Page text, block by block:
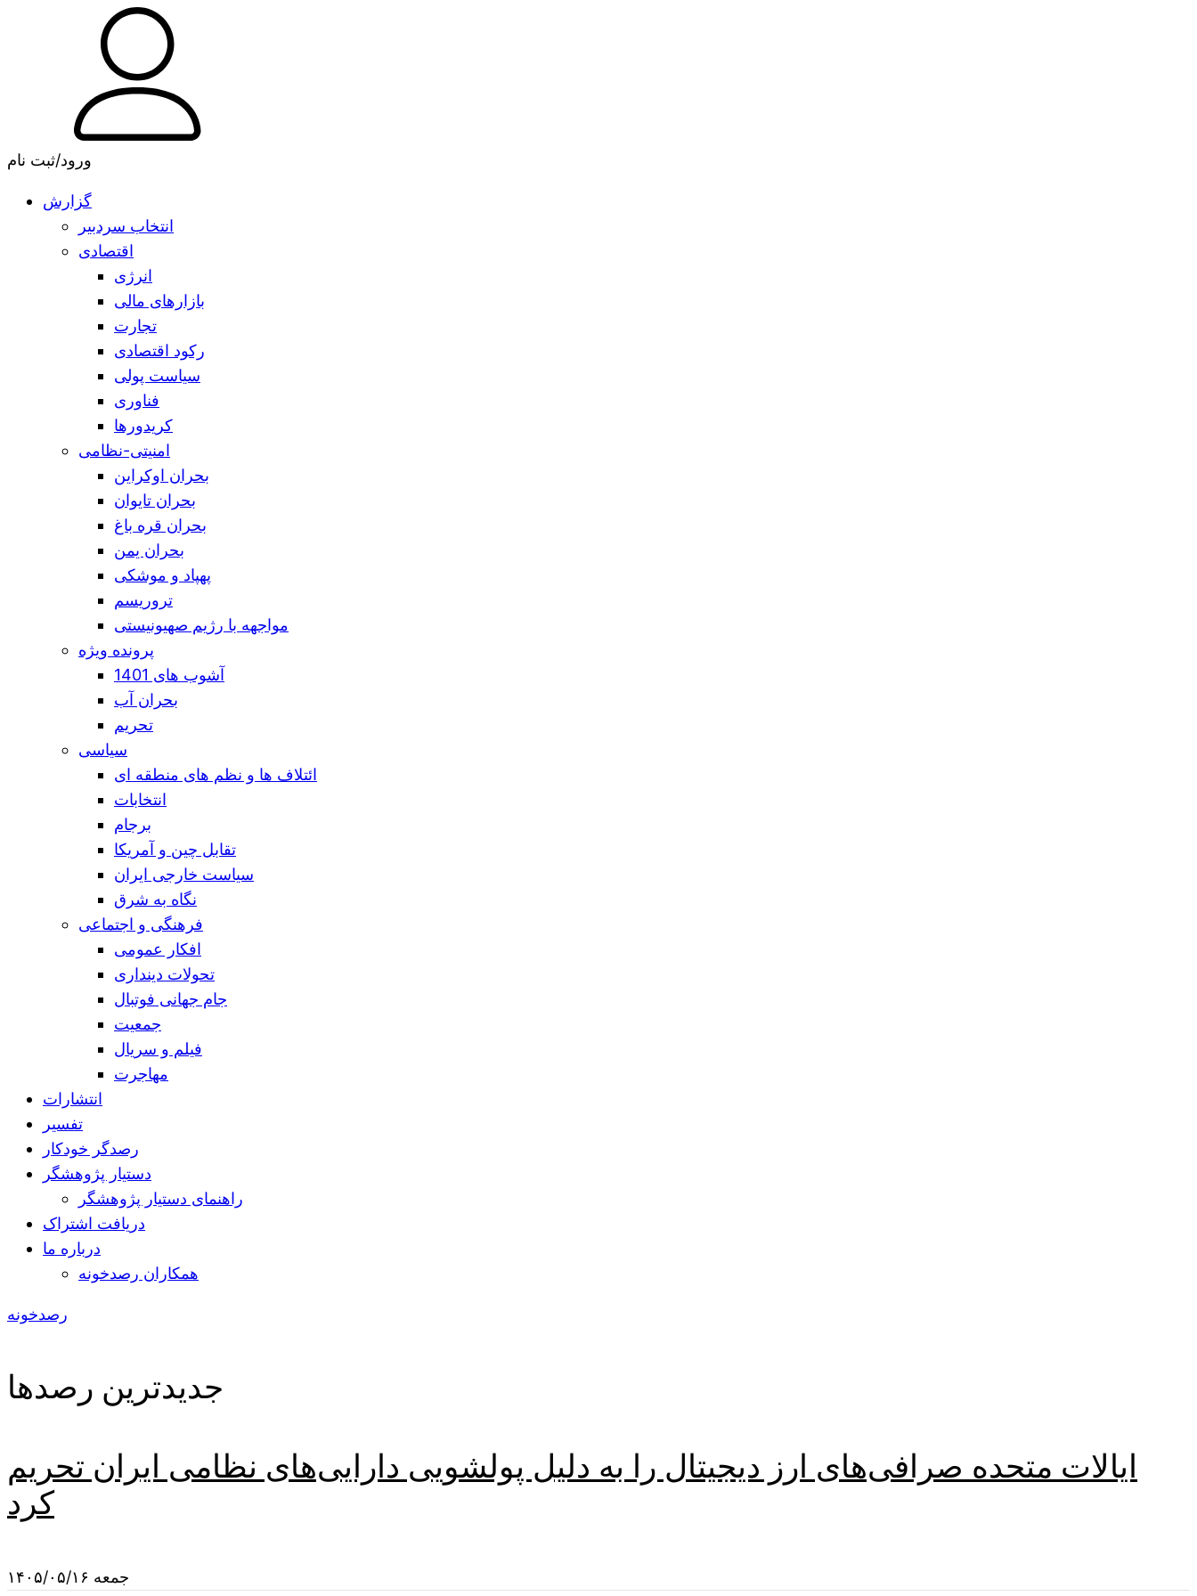
ورود/ثبت نام
گزارش
انتخاب سردبیر
اقتصادی
انرژی
بازارهای مالی
تجارت
رکود اقتصادی
سیاست پولی
فناوری
کریدورها
امنیتی-نظامی
بحران اوکراین
بحران تایوان
بحران قره باغ
بحران یمن
پهپاد و موشکی
تروریسم
مواجهه با رژیم صهیونیستی
پرونده ویژه
آشوب های 1401
بحران آب
تحریم
سیاسی
ائتلاف ها و نظم های منطقه ای
انتخابات
برجام
تقابل چین و آمریکا
سیاست خارجی ایران
نگاه به شرق
فرهنگی و اجتماعی
افکار عمومی
تحولات دینداری
جام جهانی فوتبال
جمعیت
فیلم و سریال
مهاجرت
انتشارات
تفسیر
رصدگر خودکار
دستیار پژوهشگر
راهنمای دستیار پژوهشگر
دریافت اشتراک
درباره ما
همکاران رصدخونه
رصدخونه
جدیدترین رصدها
ایالات متحده صرافی‌های ارز دیجیتال را به دلیل پولشویی دارایی‌های نظامی ایران تحریم
کرد
جمعه ۱۴۰۵/۰۵/۱۶